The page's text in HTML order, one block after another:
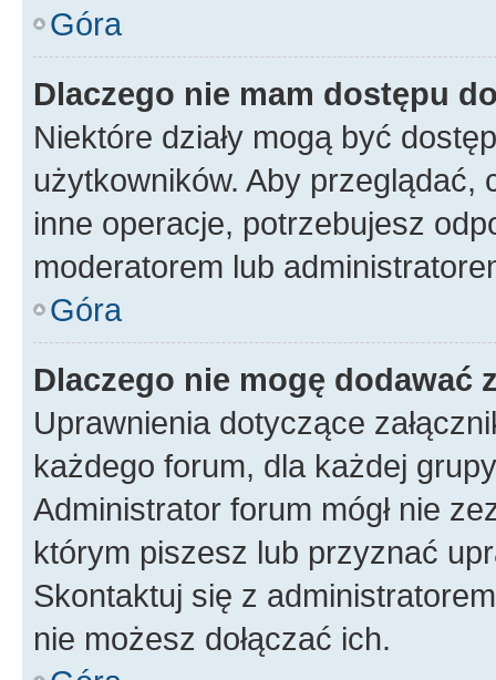
Góra
Dlaczego nie mam dostępu
Niektóre działy mogą być
użytkowników. Aby
inne operacje, potrzebujesz
moderatorem lub
Góra
Dlaczego nie mogę dodawać
Uprawnienia dotyczące
każdego forum, dla każdej
Administrator forum mógł nie
którym piszesz lub przyznać
Skontaktuj się z
nie możesz dołączać ich.